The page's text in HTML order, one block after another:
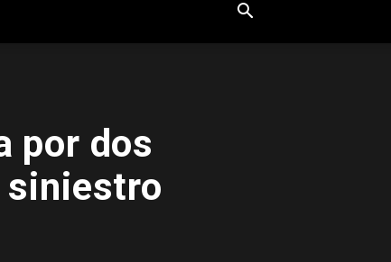
por dos
siniestro